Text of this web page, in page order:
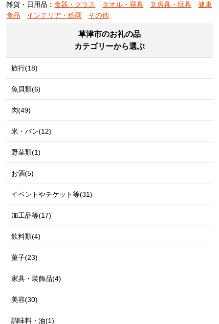
雑貨・日用品：食器・グラス タオル・寝具 文房具・玩具
健康
食品
インテリア・絵画 その他
草津市のお礼の品
カテゴリーから選ぶ
旅行(18)
魚貝類(6)
肉(49)
米・パン(12)
野菜類(1)
お酒(5)
イベントやチケット等(31)
加工品等(17)
飲料類(4)
菓子(23)
家具・装飾品(4)
美容(30)
調味料・油(1)